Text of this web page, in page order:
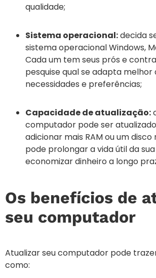
qualidade;
Sistema operacional:decida
sistema operacional Windows,
Cada um tem seus prós e
pesquise qual se adapta melhor
necessidades e preferências;
Capacidade de atualização:
computador pode ser
adicionar mais RAM ou um disco
pode prolongar a vida útil da
economizar dinheiro a longo
Os benefícios de
seu computador
Atualizar seu computador pode
como: